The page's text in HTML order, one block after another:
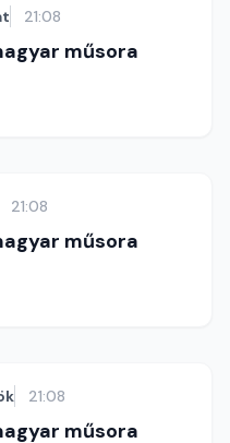
21:08
műsora
21:08
műsora
21:08
műsora